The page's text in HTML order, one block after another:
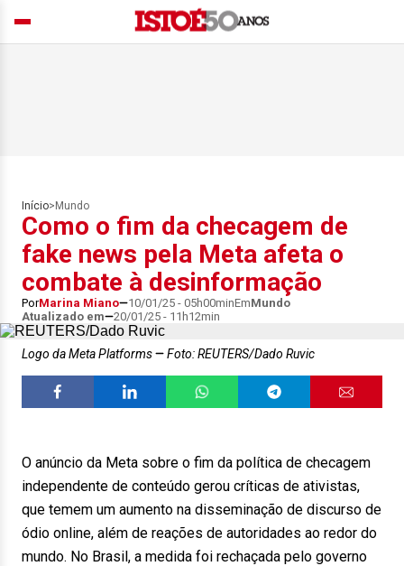
Início> Mundo
Como o fim da checagem de
fake news pela Meta afeta o
combate à desinformação
PorMarina Miano 10/01/25 - 05h00minEmMundo
Atualizado em
20/01/25 - 11h12min
Logo da Meta Platforms Foto: REUTERS/Dado Ruvic
O anúncio da Meta sobre o fim da política de checagem
independente de conteúdo gerou críticas de ativistas,
que temem um aumento na disseminação de discurso de
ódio online, além de reações de autoridades ao redor do
mundo. No Brasil, a medida foi rechaçada pelo governo